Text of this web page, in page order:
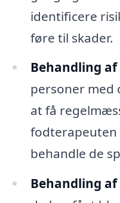
identificere
føre til skader.
Behandling
personer med
at få
fodterapeuten
behandle de
Behandling